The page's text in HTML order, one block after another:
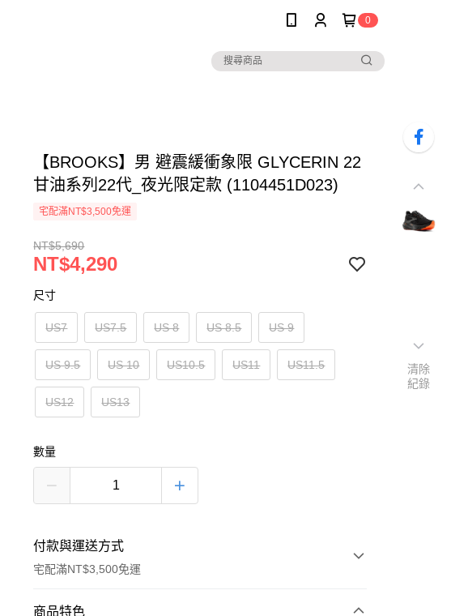
0
【BROOKS】男 避震緩衝象限 GLYCERIN 22
甘油系列22代_夜光限定款 (1104451D023)
宅配滿NT$3,500免運
NT$5,690
NT$4,290
尺寸
US7 US7.5 US 8 US 8.5 US 9
US 9.5 US 10 US10.5 US11 US11.5
US12 US13
數量
付款與運送方式
宅配滿NT$3,500免運
付款方式
商品特色
清除
紀錄